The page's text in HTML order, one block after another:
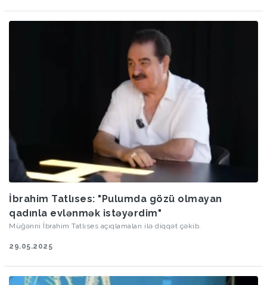
İbrahim Tatlıses: "Pulumda gözü olmayan
qadınla evlənmək istəyərdim"
Müğənni İbrahim Tatlıses açıqlamaları ilə diqqət çəkib.
29.05.2025